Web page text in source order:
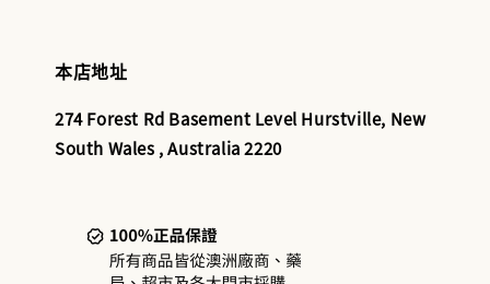
本店地址
274 Forest Rd Basement Level Hurstville, New
South Wales , Australia 2220